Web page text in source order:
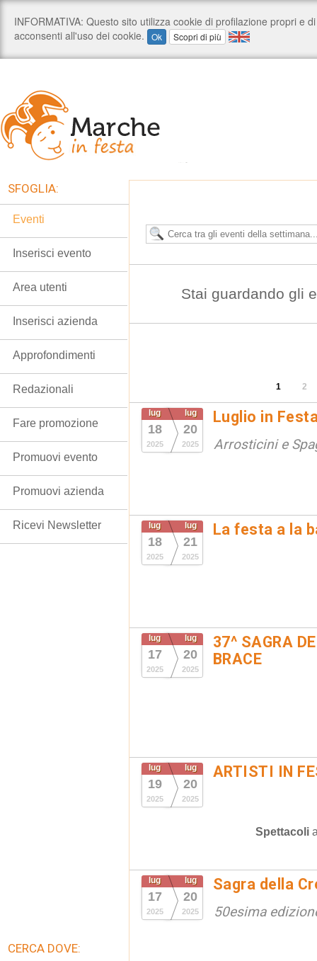
Stai guardando gli
1 2
lug
18
2025
lug
20
2025
Luglio in
Arrosticini e
lug
18
2025
lug
21
2025
La festa a la
lug
17
2025
lug
20
2025
37^ SAGRA
BRACE
lug
19
2025
lug
20
2025
ARTISTI IN
Spettacoli
lug
17
2025
lug
20
2025
Sagra della
50esima
SFOGLIA:
Eventi
Inserisci evento
Area utenti
Inserisci azienda
Approfondimenti
Redazionali
Fare promozione
Promuovi evento
Promuovi azienda
Ricevi Newsletter
CERCA DOVE: